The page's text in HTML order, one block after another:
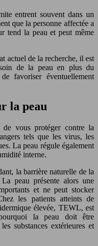
entrent souvent dans un
que la personne affectée a
tend la peau et peut même
actuel de la recherche, il est
de la peau en plus du
favoriser éventuellement
la peau
vous protéger contre la
tels que les virus, les
La peau régule également
interne.
la barrière naturelle de la
La peau présente alors une
et ne peut stocker
les patients atteints de
élevée, TEWL, est
la peau doit être
substances extérieures et